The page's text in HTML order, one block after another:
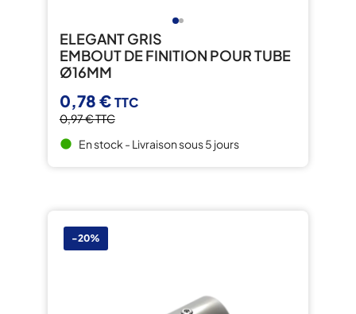
ELEGANT GRIS
EMBOUT DE FINITION POUR TUBE
Ø16MM
0,78 €TTC
0,97 €TTC
brightness_1 En stock - Livraison sous 5 jours
-20%